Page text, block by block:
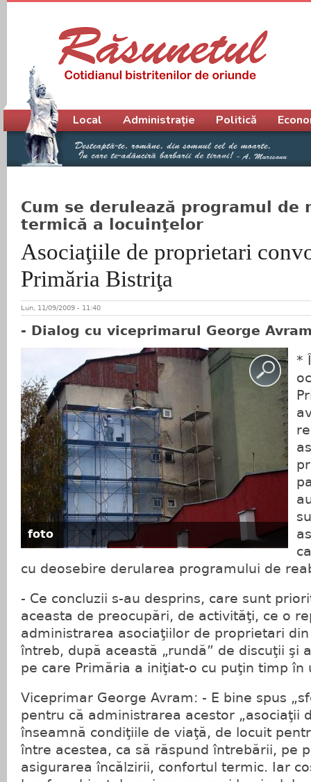
Cum se derulează programul de
termică a locuinţelor
Asociaţiile de proprietari
Primăria Bistriţa
Lun, 11/09/2009 - 11:40
- Dialog cu viceprimarul George
foto
*
cu deosebire derularea programului de
- Ce concluzii s-au desprins, care sunt
aceasta de preocupări, de activităţi, ce o
administrarea asociaţiilor de proprietari din
întreb, după această „rundă” de discuţii şi
pe care Primăria a iniţiat-o cu puţin timp în
Viceprimar George Avram: - E bine spus
pentru că administrarea acestor „asociaţii
înseamnă condiţiile de viaţă, de locuit
între acestea, ca să răspund întrebării, pe
asigurarea încălzirii, confortul termic. Iar
Meniu principal
Local Administrație Politică